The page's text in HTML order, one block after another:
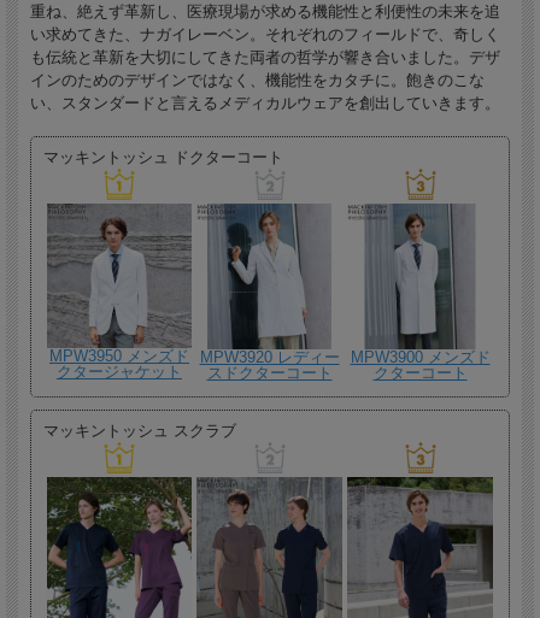
重ね、絶えず革新し、医療現場が求める機能性と利便性の未来を追
い求めてきた、ナガイレーベン。それぞれのフィールドで、奇しく
も伝統と革新を大切にしてきた両者の哲学が響き合いました。デザ
インのためのデザインではなく、機能性をカタチに。飽きのこな
い、スタンダードと言えるメディカルウェアを創出していきます。
マッキントッシュ ドクターコート
MPW3950 メンズド
クタージャケット
MPW3920 レディー
スドクターコート
MPW3900 メンズド
クターコート
マッキントッシュ スクラブ